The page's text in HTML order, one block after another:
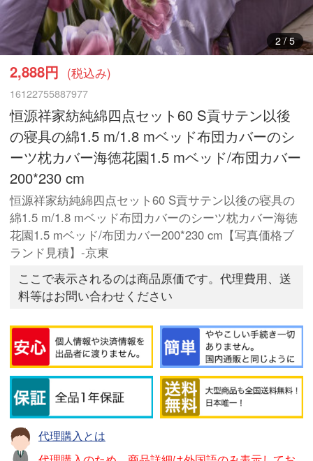
3/ 5
2,888円 (税込み)
16122755887977
恒源祥家紡純綿四点セット60 S貢サテン以後
の寝具の綿1.5 m/1.8 mベッド布団カバーのシ
ーツ枕カバー海徳花園1.5 mベッド/布団カバー
200*230 cm
恒源祥家紡純綿四点セット60 S貢サテン以後の寝具の
綿1.5 m/1.8 mベッド布団カバーのシーツ枕カバー海徳
花園1.5 mベッド/布団カバー200*230 cm【写真価格ブ
ランド見積】-京東
ここで表示されるのは商品原価です。代理費用、送
料等はお問い合わせください
代理購入とは